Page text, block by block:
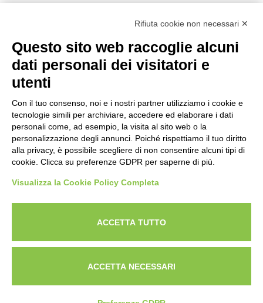
Bovini di Razza Pezzata Rossa Italiana
Codice Fiscale: 80009310303
Powered byANAPRI Webmaster
Rifiuta cookie non necessari ✕
Questo sito web raccoglie alcuni
dati personali dei visitatori e
utenti
Con il tuo consenso, noi e i nostri partner utilizziamo i cookie e
tecnologie simili per archiviare, accedere ed elaborare i dati
personali come, ad esempio, la visita al sito web o la
personalizzazione degli annunci. Poiché rispettiamo il tuo diritto
alla privacy, è possibile scegliere di non consentire alcuni tipi di
cookie. Clicca su preferenze GDPR per saperne di più.
Visualizza la Cookie Policy Completa
ACCETTA TUTTO
ACCETTA NECESSARI